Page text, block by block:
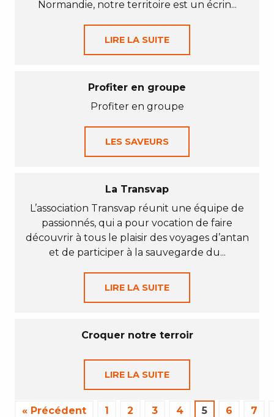
Normandie, notre territoire est un écrin...
LIRE LA SUITE
Profiter en groupe
Profiter en groupe
LES SAVEURS
La Transvap
L’association Transvap réunit une équipe de
passionnés, qui a pour vocation de faire
découvrir à tous le plaisir des voyages d’antan
et de participer à la sauvegarde du...
LIRE LA SUITE
Croquer notre terroir
LIRE LA SUITE
« Précédent 1 2 3 4 5 6 7